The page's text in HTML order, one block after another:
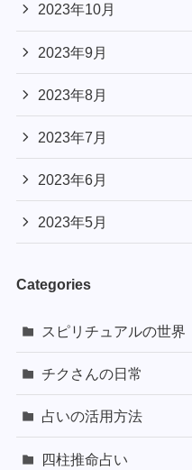
2023年10月
2023年9月
2023年8月
2023年7月
2023年6月
2023年5月
Categories
スピリチュアルの世界
チクさんの日常
占いの活用方法
四柱推命占い